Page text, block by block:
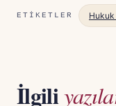
ETIKETLER
İlgili